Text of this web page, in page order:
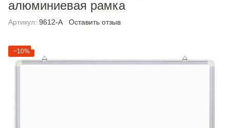
алюминиевая рамка
Артикул: 9612-A Оставить отзыв
−10%